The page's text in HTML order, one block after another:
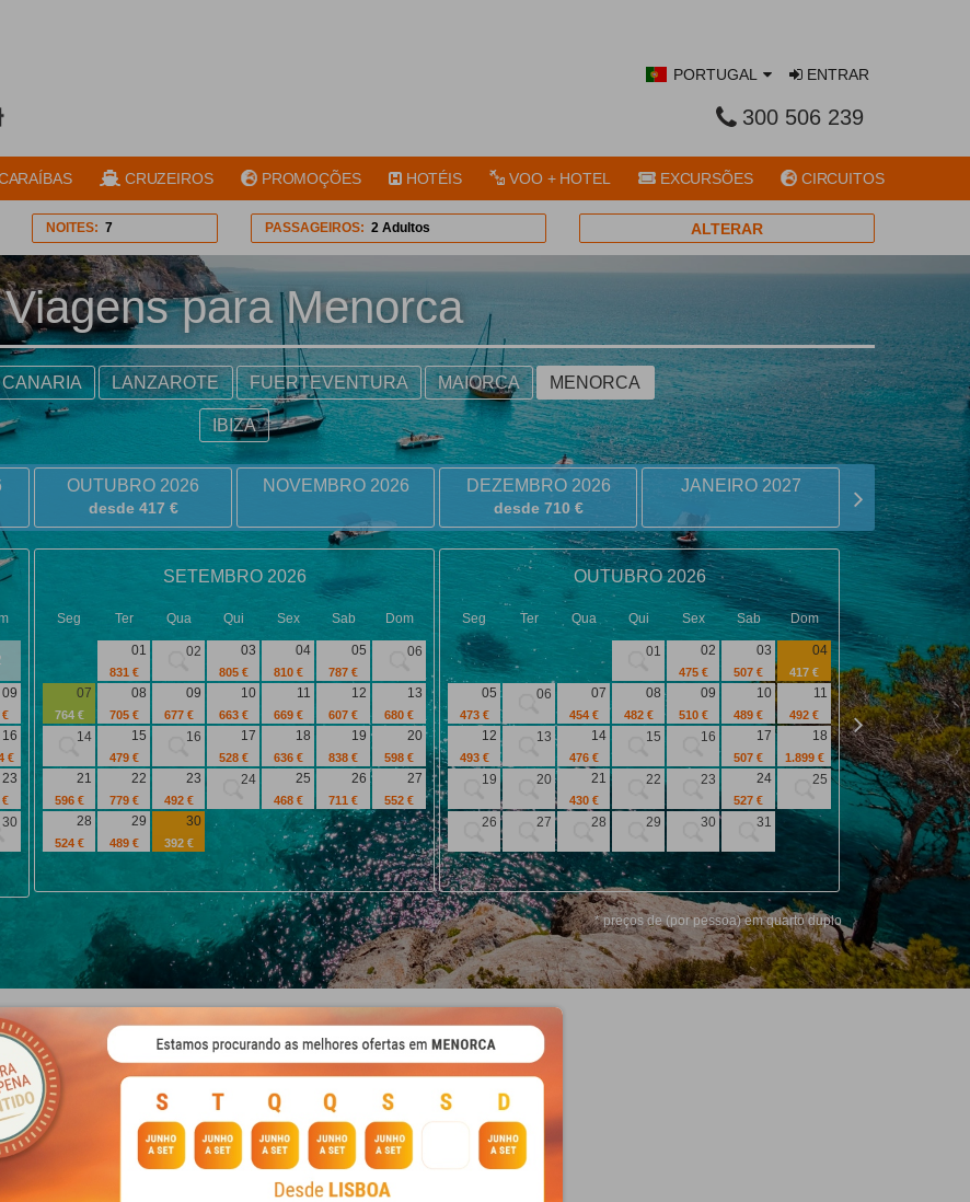
PORTUGAL
300 506 239
ENTRAR
CRUZEIROS PROMOÇÕES HOTÉIS VOO + HOTEL EXCURSÕES CIRCUITOS
NOITES: 7 PASSAGEIROS: 2 Adultos ALTERAR
Viagens para Menorca
LANZAROTE FUERTEVENTURA MAIORCA MENORCA
IBIZA
OUTUBRO 2026
desde 417 €
NOVEMBRO 2026 DEZEMBRO 2026
desde 710 €
JANEIRO 2027
09
€
16
€
23
€
30
SETEMBRO 2026
Seg Ter Qua Qui Sex Sab Dom
01
831 €
02 03
805 €
04
810 €
05
787 €
06
07
764 €
08
705 €
09
677 €
10
663 €
11
669 €
12
607 €
13
680 €
14 15
479 €
16 17
528 €
18
636 €
19
838 €
20
598 €
21
596 €
22
779 €
23
492 €
24 25
468 €
26
711 €
27
552 €
28
524 €
29
489 €
30
392 €
OUTUBRO 2026
Seg Ter Qua Qui Sex Sab Dom
01 02
475 €
03
507 €
04
417 €
05
473 €
06 07
454 €
08
482 €
09
510 €
10
489 €
11
492 €
12
493 €
13 14
476 €
15 16 17
507 €
18
1.899 €
19 20 21
430 €
22 23 24
527 €
25
26 27 28 29 30 31
02 03
09 10
16 17
23 24
30
* preços de (por pessoa) em quarto duplo
Menorca